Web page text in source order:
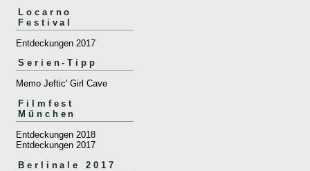
Locarno
Festival
Entdeckungen 2017
Serien-Tipp
Memo Jeftic' Girl Cave
Filmfest
München
Entdeckungen 2018
Entdeckungen 2017
Berlinale 2017